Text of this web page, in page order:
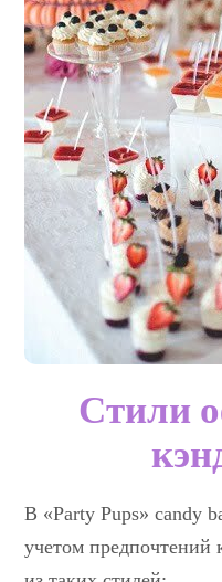
Стили
В «Party Pups» candy
учетом